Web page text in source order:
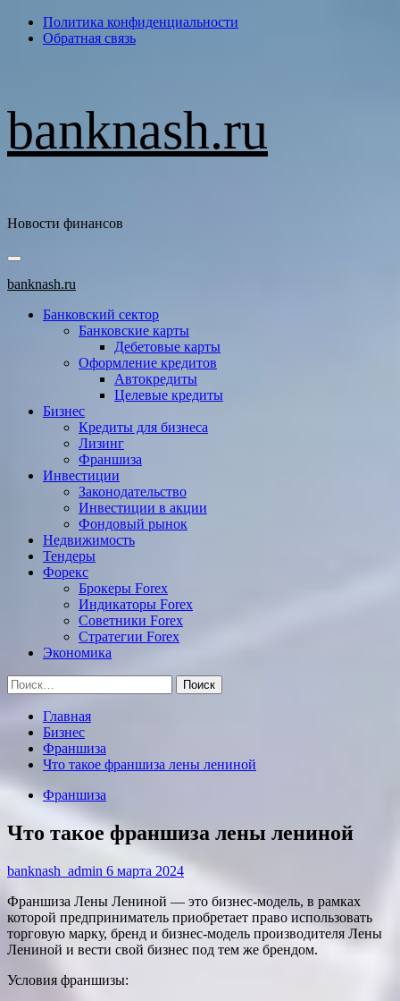
ПерейтиПолитика конфиденциальности
Обратная связь
banknash.ru
Новости финансов
Основное
меню
banknash.ru
Банковский сектор
Банковские карты
Дебетовые карты
Оформление кредитов
Автокредиты
Целевые кредиты
Бизнес
Кредиты для бизнеса
Лизинг
Франшиза
Инвестиции
Законодательство
Инвестиции в акции
Фондовый рынок
Недвижимость
Тендеры
Форекс
Брокеры Forex
Индикаторы Forex
Советники Forex
Стратегии Forex
Экономика
Найти:
Главная
Бизнес
Франшиза
Что такое франшиза лены лениной
Франшиза
Что такое франшиза лены лениной
banknash_admin 6 марта 2024
Франшиза Лены Лениной — это бизнес-модель, в рамках
которой предприниматель приобретает право использовать
торговую марку, бренд и бизнес-модель производителя Лены
Лениной и вести свой бизнес под тем же брендом.
Условия франшизы: